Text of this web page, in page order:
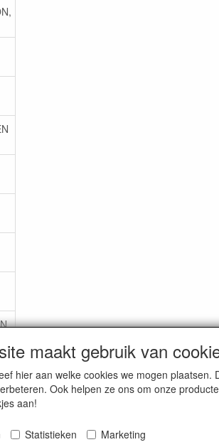
maakt gebruik van
hier aan welke cookies we mogen
Ook helpen ze ons om onze
aan!
Statistieken Marketing